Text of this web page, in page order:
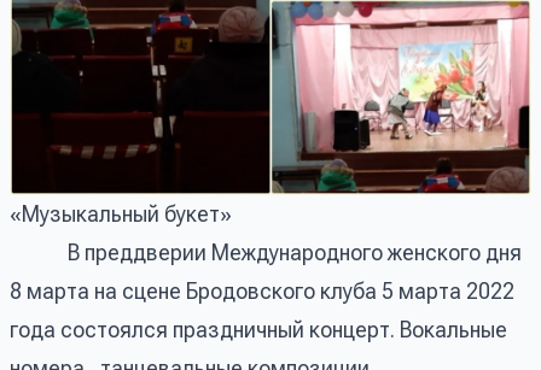
«Музыкальный букет»
В преддверии Международного женского дня
8 марта на сцене Бродовского клуба 5 марта 2022
года состоялся праздничный концерт. Вокальные